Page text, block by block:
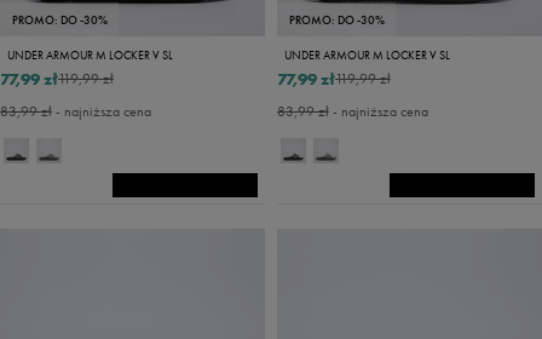
PROMO: DO -30%
UNDER ARMOUR M LOCKER V SL
119,99 zł
77,99 zł
83,99 zł- najniższa cena
PROMO: DO -30%
UNDER ARMOUR M LOCKER V SL
119,99 zł
77,99 zł
83,99 zł- najniższa cena